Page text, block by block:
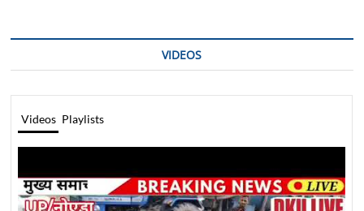
VIDEOS
Videos Playlists